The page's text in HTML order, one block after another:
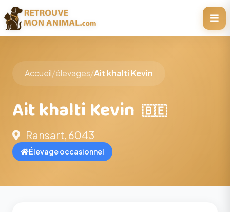
Accueil/élevages/Ait khalti Kevin
Ait khalti Kevin 🇧🇪
Ransart, 6043
Élevage occasionnel